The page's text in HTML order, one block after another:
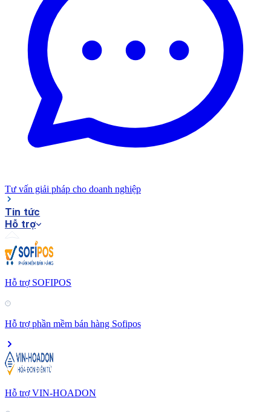
Tư vấn giải pháp cho doanh nghiệp
Tin tức
Hỗ trợ
Hỗ trợ SOFIPOS
Hỗ trợ phần mềm bán hàng Sofipos
Hỗ trợ VIN-HOADON